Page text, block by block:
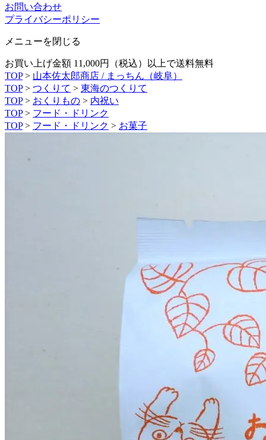
お問い合わせ
プライバシーポリシー
メニューを閉じる
お買い上げ金額 11,000円（税込）以上で送料無料
TOP> 山本佐太郎商店 / まっちん（岐阜）
TOP > つくりて > 東海のつくりて
TOP > おくりもの > 内祝い
TOP > フード・ドリンク
TOP > フード・ドリンク > お菓子